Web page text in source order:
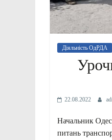
Діяльність ОдРДА
22.08.2022
Начальник
питань